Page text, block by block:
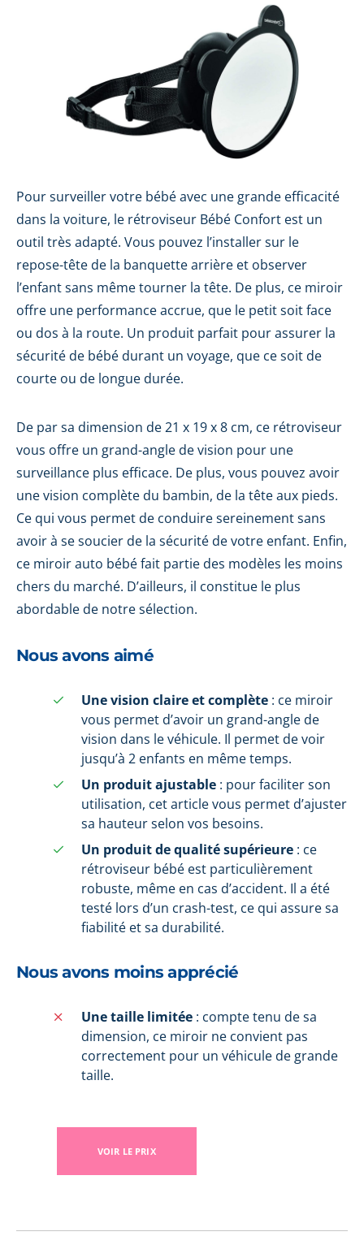
Pour surveiller votre bébé avec une grande efficacité
dans la voiture, le rétroviseur Bébé Confort est un
outil très adapté. Vous pouvez l’installer sur le
repose-tête de la banquette arrière et observer
l’enfant sans même tourner la tête. De plus, ce miroir
offre une performance accrue, que le petit soit face
ou dos à la route. Un produit parfait pour assurer la
sécurité de bébé durant un voyage, que ce soit de
courte ou de longue durée.
De par sa dimension de 21 x 19 x 8 cm, ce rétroviseur
vous offre un grand-angle de vision pour une
surveillance plus efficace. De plus, vous pouvez avoir
une vision complète du bambin, de la tête aux pieds.
Ce qui vous permet de conduire sereinement sans
avoir à se soucier de la sécurité de votre enfant. Enfin,
ce miroir auto bébé fait partie des modèles les moins
chers du marché. D’ailleurs, il constitue le plus
abordable de notre sélection.
Nous avons aimé
Une vision claire et complète : ce miroir
vous permet d’avoir un grand-angle de
vision dans le véhicule. Il permet de voir
jusqu’à 2 enfants en même temps.
Un produit ajustable : pour faciliter son
utilisation, cet article vous permet d’ajuster
sa hauteur selon vos besoins.
Un produit de qualité supérieure : ce
rétroviseur bébé est particulièrement
robuste, même en cas d’accident. Il a été
testé lors d’un crash-test, ce qui assure sa
fiabilité et sa durabilité.
Nous avons moins apprécié
Une taille limitée : compte tenu de sa
dimension, ce miroir ne convient pas
correctement pour un véhicule de grande
taille.
VOIR LE PRIX